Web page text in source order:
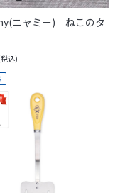
ニャミー) ねこのタ